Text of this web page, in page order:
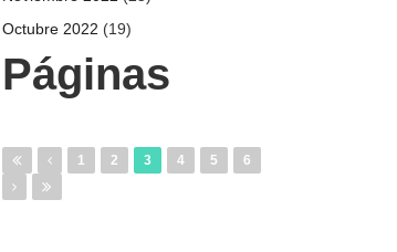
Octubre 2022 (19)
Páginas
1 2 3 4 5 6